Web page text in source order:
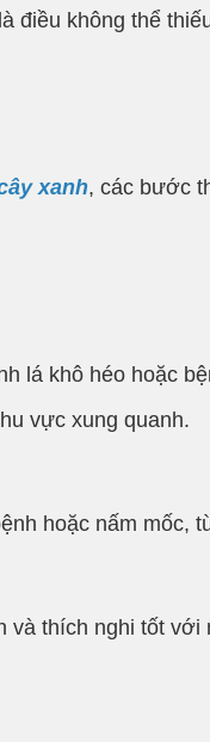
điều không thể
xanh, các bước
lá khô héo hoặc
vực xung quanh.
hoặc nấm mốc,
và thích nghi tốt với